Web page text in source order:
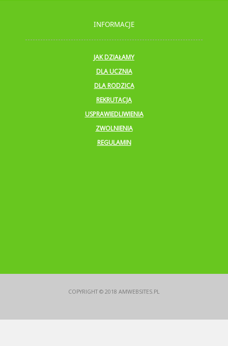
INFORMACJE
JAK DZIAŁAMY
DLA UCZNIA
DLA RODZICA
REKRUTACJA
USPRAWIEDLIWIENIA
ZWOLNIENIA
REGULAMIN
COPYRIGHT © 2018 AMWEBSITES.PL